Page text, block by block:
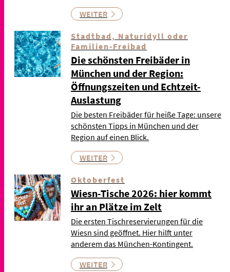
WEITER
Stadtbad, Naturidyll oder
Familien-Freibad
Die schönsten Freibäder in
München und der Region:
Öffnungszeiten und Echtzeit-
Auslastung
Die besten Freibäder für heiße Tage: unsere
schönsten Tipps in München und der
Region auf einen Blick.
WEITER
Oktoberfest
Wiesn-Tische 2026: hier kommt
ihr an Plätze im Zelt
Die ersten Tischreservierungen für die
Wiesn sind geöffnet. Hier hilft unter
anderem das München-Kontingent.
WEITER